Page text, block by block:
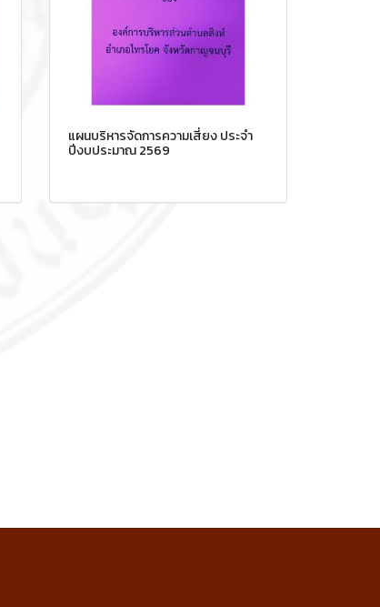
แผนบริหารจัดการความเสี่ยง ประจำ
ปีงบประมาณ 2569